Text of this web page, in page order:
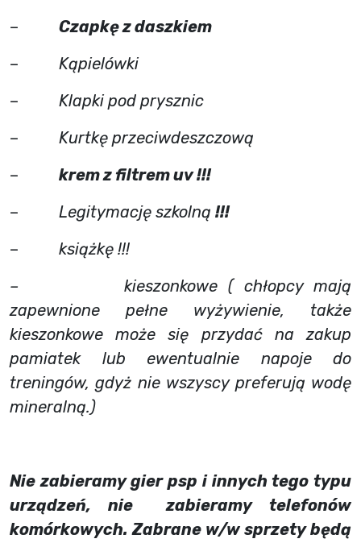
– Czapkę z daszkiem
– Kąpielówki
– Klapki pod prysznic
– Kurtkę przeciwdeszczową
– krem z filtrem uv !!!
– Legitymację szkolną !!!
– książkę !!!
– kieszonkowe ( chłopcy mają
zapewnione pełne wyżywienie, także
kieszonkowe może się przydać na zakup
pamiatek lub ewentualnie napoje do
treningów, gdyż nie wszyscy preferują wodę
mineralną.)
Nie zabieramy gier psp i innych tego typu
urządzeń, nie zabieramy telefonów
komórkowych. Zabrane w/w sprzety będą